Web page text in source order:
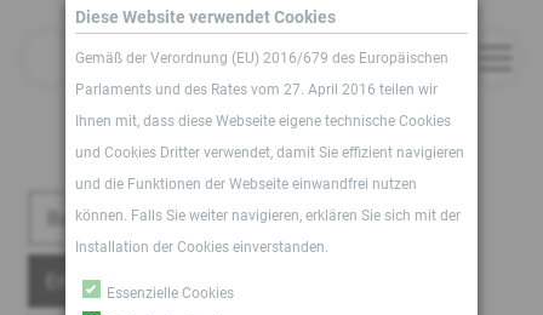
Verantwortlich
News
Bau- und Immobilienrecht
Erbrecht Unternehmensfolge
Diese Website verwendet Cookies
Gemäß der Verordnung (EU) 2016/679 des Europäischen
Parlaments und des Rates vom 27. April 2016 teilen wir
Ihnen mit, dass diese Webseite eigene technische Cookies
und Cookies Dritter verwendet, damit Sie effizient navigieren
und die Funktionen der Webseite einwandfrei nutzen
können. Falls Sie weiter navigieren, erklären Sie sich mit der
Installation der Cookies einverstanden.
Essenzielle Cookies